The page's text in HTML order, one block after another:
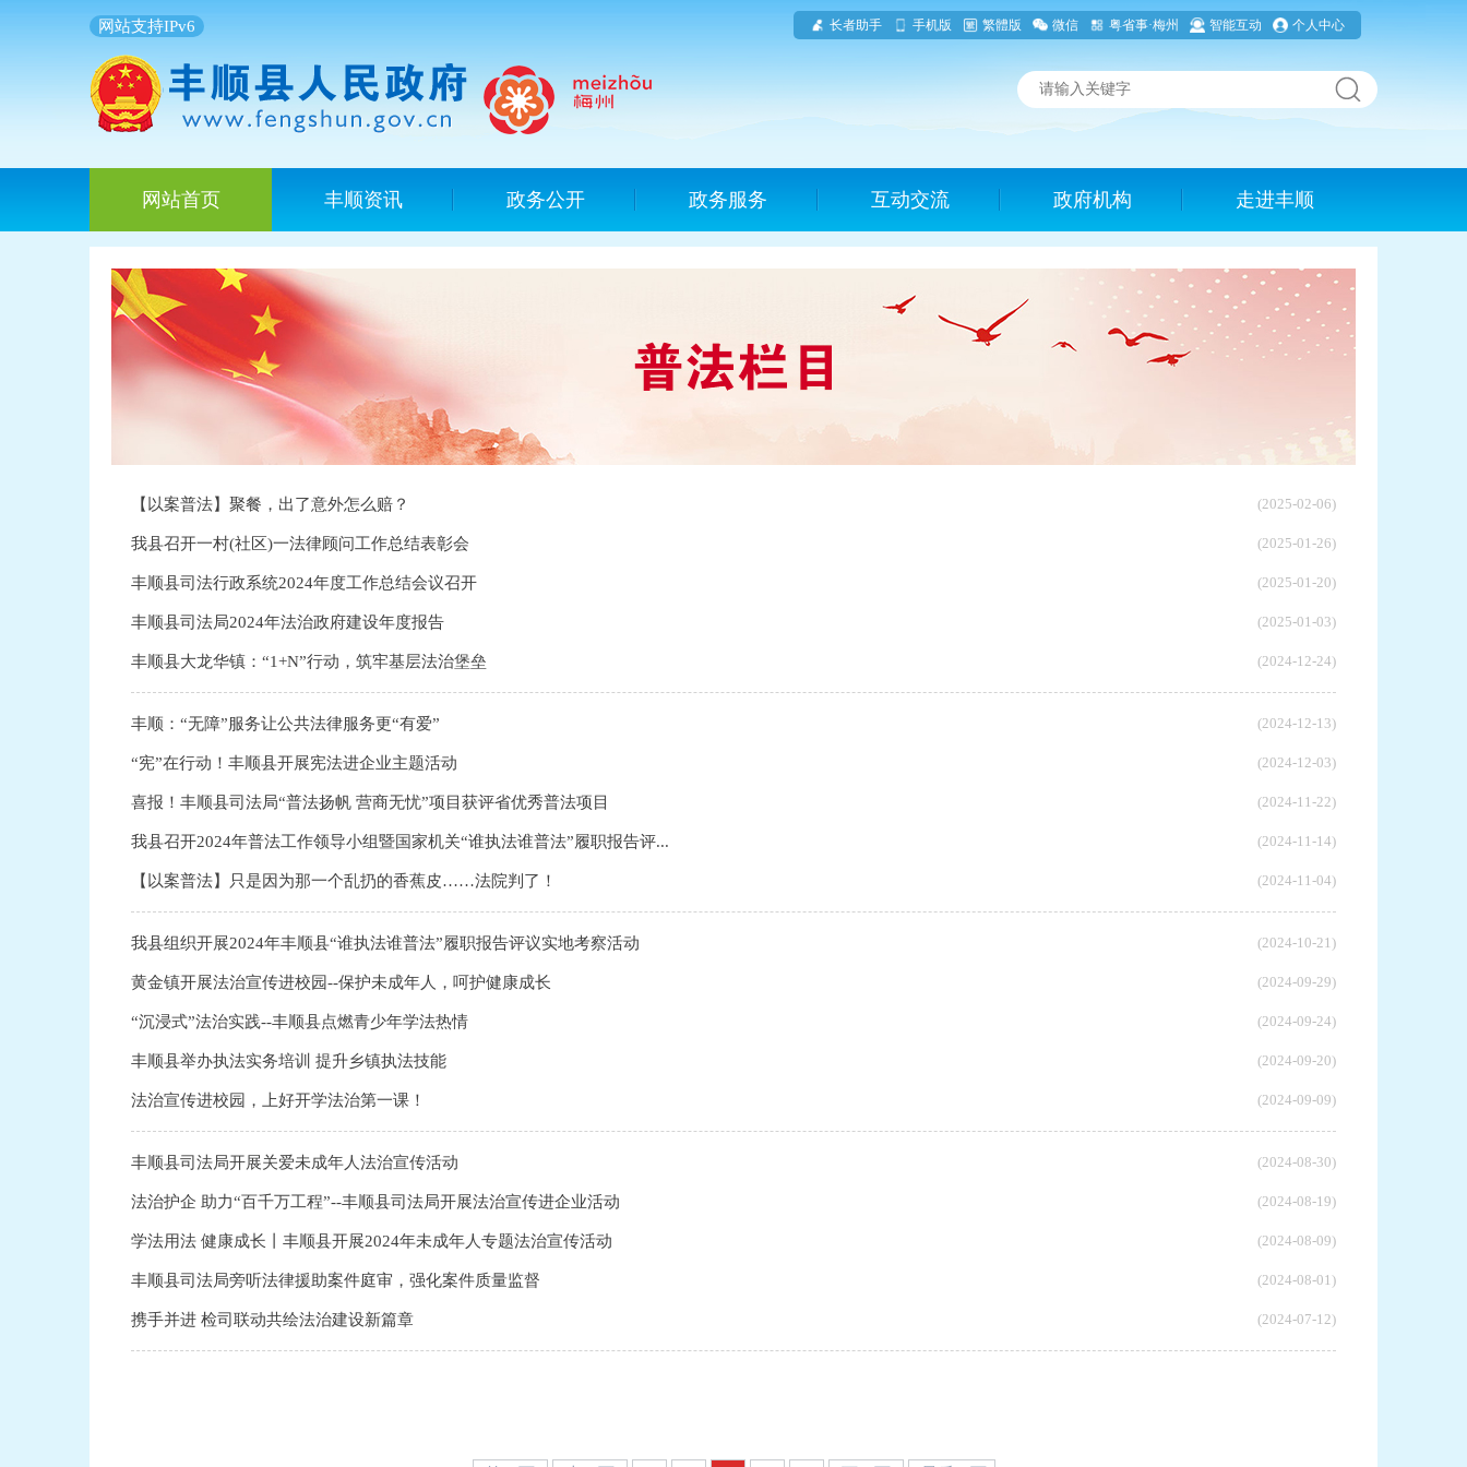
网站支持IPv6 长者助手 手机版 繁體版 微信 粤省事·梅州 智能互动 个人中心
网站首页 丰顺资讯 政务公开 政务服务 互动交流 政府机构 走进丰顺
【以案普法】聚餐，出了意外怎么赔？ (2025-02-06)
我县召开一村(社区)一法律顾问工作总结表彰会 (2025-01-26)
丰顺县司法行政系统2024年度工作总结会议召开 (2025-01-20)
丰顺县司法局2024年法治政府建设年度报告 (2025-01-03)
丰顺县大龙华镇：“1+N”行动，筑牢基层法治堡垒 (2024-12-24)
丰顺：“无障”服务让公共法律服务更“有爱” (2024-12-13)
“宪”在行动！丰顺县开展宪法进企业主题活动 (2024-12-03)
喜报！丰顺县司法局“普法扬帆 营商无忧”项目获评省优秀普法项目 (2024-11-22)
我县召开2024年普法工作领导小组暨国家机关“谁执法谁普法”履职报告评... (2024-11-14)
【以案普法】只是因为那一个乱扔的香蕉皮……法院判了！ (2024-11-04)
我县组织开展2024年丰顺县“谁执法谁普法”履职报告评议实地考察活动 (2024-10-21)
黄金镇开展法治宣传进校园--保护未成年人，呵护健康成长 (2024-09-29)
“沉浸式”法治实践--丰顺县点燃青少年学法热情 (2024-09-24)
丰顺县举办执法实务培训 提升乡镇执法技能 (2024-09-20)
法治宣传进校园，上好开学法治第一课！ (2024-09-09)
丰顺县司法局开展关爱未成年人法治宣传活动 (2024-08-30)
法治护企 助力“百千万工程”--丰顺县司法局开展法治宣传进企业活动 (2024-08-19)
学法用法 健康成长丨丰顺县开展2024年未成年人专题法治宣传活动 (2024-08-09)
丰顺县司法局旁听法律援助案件庭审，强化案件质量监督 (2024-08-01)
携手并进 检司联动共绘法治建设新篇章 (2024-07-12)